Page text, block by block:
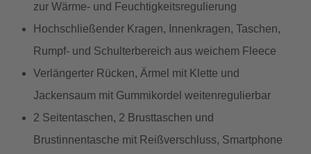
zur Wärme- und Feuchtigkeitsregulierung
Hochschließender Kragen, Innenkragen, Taschen,
Rumpf- und Schulterbereich aus weichem Fleece
Verlängerter Rücken, Ärmel mit Klette und
Jackensaum mit Gummikordel weitenregulierbar
2 Seitentaschen, 2 Brusttaschen und
Brustinnentasche mit Reißverschluss, Smartphone